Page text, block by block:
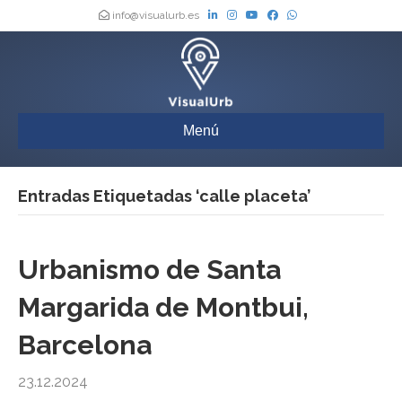
info@visualurb.es
Menú
Entradas Etiquetadas ‘calle placeta’
Urbanismo de Santa
Margarida de Montbui,
Barcelona
23.12.2024